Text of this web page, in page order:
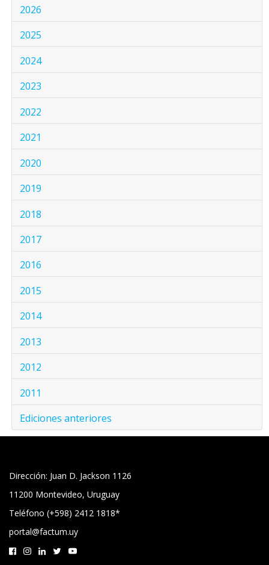
2026
2025
2024
2023
2022
2021
2020
2019
2018
2017
2016
2015
2014
2013
2012
2011
Ediciones anteriores
Dirección: Juan D. Jackson 1126
11200 Montevideo, Uruguay
Teléfono (+598) 2412 1818*
portal@factum.uy